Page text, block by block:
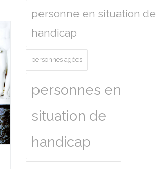
personne en situation de
handicap
personnes agées
personnes en
situation de
handicap